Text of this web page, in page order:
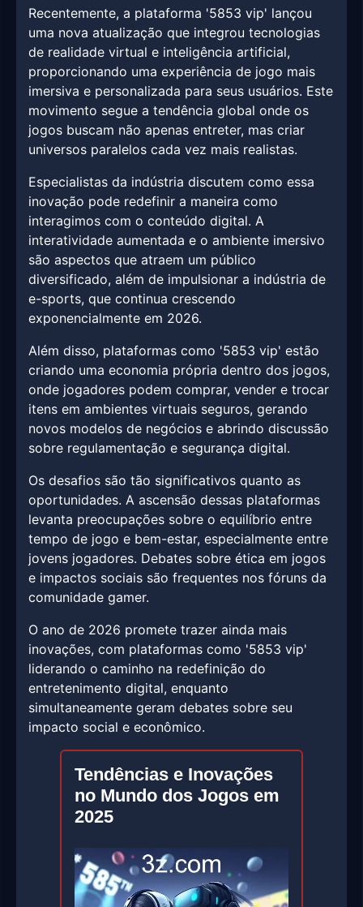
Recentemente, a plataforma '5853 vip' lançou
uma nova atualização que integrou tecnologias
de realidade virtual e inteligência artificial,
proporcionando uma experiência de jogo mais
imersiva e personalizada para seus usuários. Este
movimento segue a tendência global onde os
jogos buscam não apenas entreter, mas criar
universos paralelos cada vez mais realistas.
Especialistas da indústria discutem como essa
inovação pode redefinir a maneira como
interagimos com o conteúdo digital. A
interatividade aumentada e o ambiente imersivo
são aspectos que atraem um público
diversificado, além de impulsionar a indústria de
e-sports, que continua crescendo
exponencialmente em 2026.
Além disso, plataformas como '5853 vip' estão
criando uma economia própria dentro dos jogos,
onde jogadores podem comprar, vender e trocar
itens em ambientes virtuais seguros, gerando
novos modelos de negócios e abrindo discussão
sobre regulamentação e segurança digital.
Os desafios são tão significativos quanto as
oportunidades. A ascensão dessas plataformas
levanta preocupações sobre o equilíbrio entre
tempo de jogo e bem-estar, especialmente entre
jovens jogadores. Debates sobre ética em jogos
e impactos sociais são frequentes nos fóruns da
comunidade gamer.
O ano de 2026 promete trazer ainda mais
inovações, com plataformas como '5853 vip'
liderando o caminho na redefinição do
entretenimento digital, enquanto
simultaneamente geram debates sobre seu
impacto social e econômico.
Tendências e Inovações
no Mundo dos Jogos em
2025